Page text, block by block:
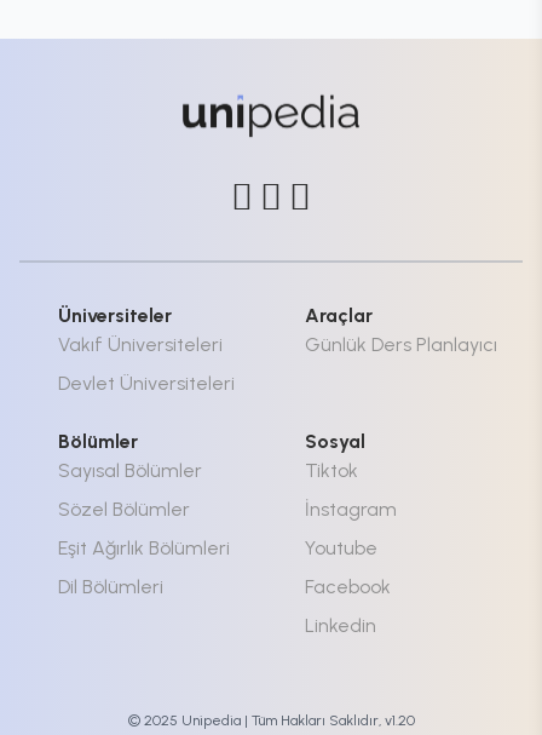
Üniversiteler
Vakıf Üniversiteleri
Devlet Üniversiteleri
Araçlar
Günlük Ders Planlayıcı
Bölümler
Sayısal Bölümler
Sözel Bölümler
Eşit Ağırlık Bölümleri
Dil Bölümleri
Sosyal
Tiktok
İnstagram
Youtube
Facebook
Linkedin
© 2025 Unipedia | Tüm Hakları Saklıdır, v1.20